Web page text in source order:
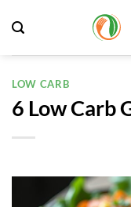
Inhalt
springen
LOW CARB
6 Low Carb